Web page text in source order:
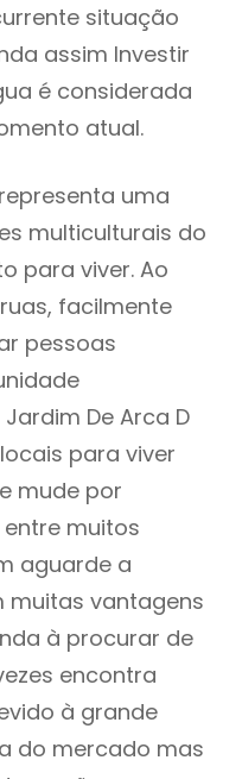
situação
assim Investir
é considerada
atual.
uma
multiculturais do
para viver. Ao
facilmente
pessoas
De Arca D
para viver
mude por
muitos
aguarde a
muitas vantagens
à procurar de
encontra
à grande
do mercado mas